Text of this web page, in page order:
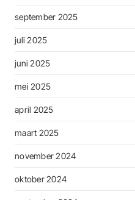
september 2025
juli 2025
juni 2025
mei 2025
april 2025
maart 2025
november 2024
oktober 2024